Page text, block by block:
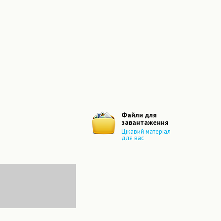
Файли для
завантаження
Цікавий матеріал
для вас